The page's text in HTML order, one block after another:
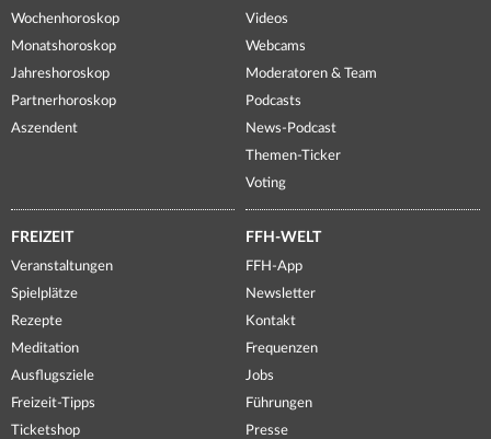
Wochenhoroskop
Monatshoroskop
Jahreshoroskop
Partnerhoroskop
Aszendent
Videos
Webcams
Moderatoren & Team
Podcasts
News-Podcast
Themen-Ticker
Voting
FREIZEIT
Veranstaltungen
Spielplätze
Rezepte
Meditation
Ausflugsziele
Freizeit-Tipps
Ticketshop
FFH-WELT
FFH-App
Newsletter
Kontakt
Frequenzen
Jobs
Führungen
Presse